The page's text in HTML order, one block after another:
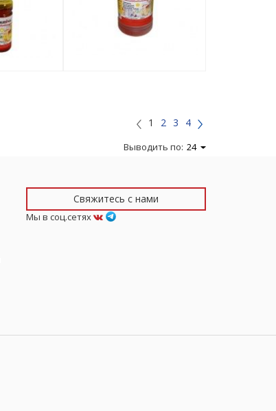
1 2 3 4
Выводить по: 24
Свяжитесь с нами
Мы в соц.сетях